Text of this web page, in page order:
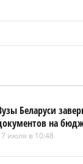
Беларуси
на
июля в 10:48